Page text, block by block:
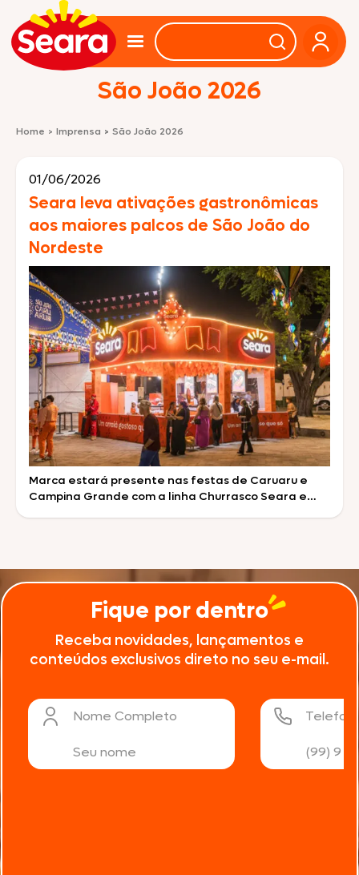
São João 2026
Home > Imprensa > São João 2026
01/06/2026
Seara leva ativações gastronômicas
aos maiores palcos de São João do
Nordeste
Marca estará presente nas festas de Caruaru e
Campina Grande com a linha Churrasco Seara e
juninos do país. A edição deste ano marca a
Fique por dentro
Receba novidades, lançamentos e
conteúdos exclusivos direto no seu e-mail.
Nome Completo